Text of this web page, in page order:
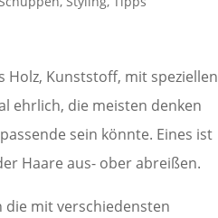
Holz, Kunststoff, mit speziellen
ehrlich, die meisten denken
sein könnte. Eines ist
Haare aus- ober abreißen.
mit verschiedensten